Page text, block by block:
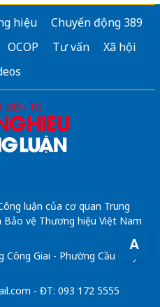
A
hiệu
Chuyển động 389
OCOP Tư vấn
Xã hội
luận của cơ quan Trung
Bảo vệ Thương hiệu Việt Nam
Giai - Phường Cầu Giấy -
- ĐT: 093 172 5555